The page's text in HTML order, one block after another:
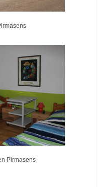
Pirmasens